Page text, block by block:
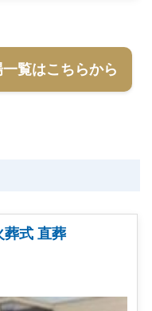
覧はこちらから
葬式 直葬